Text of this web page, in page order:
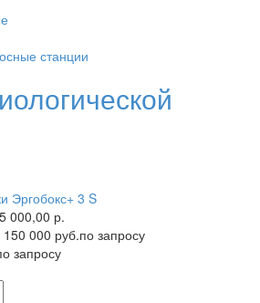
станции
Эргобокс+ 3 S
000,00 р.
000 руб.по запросу
запросу